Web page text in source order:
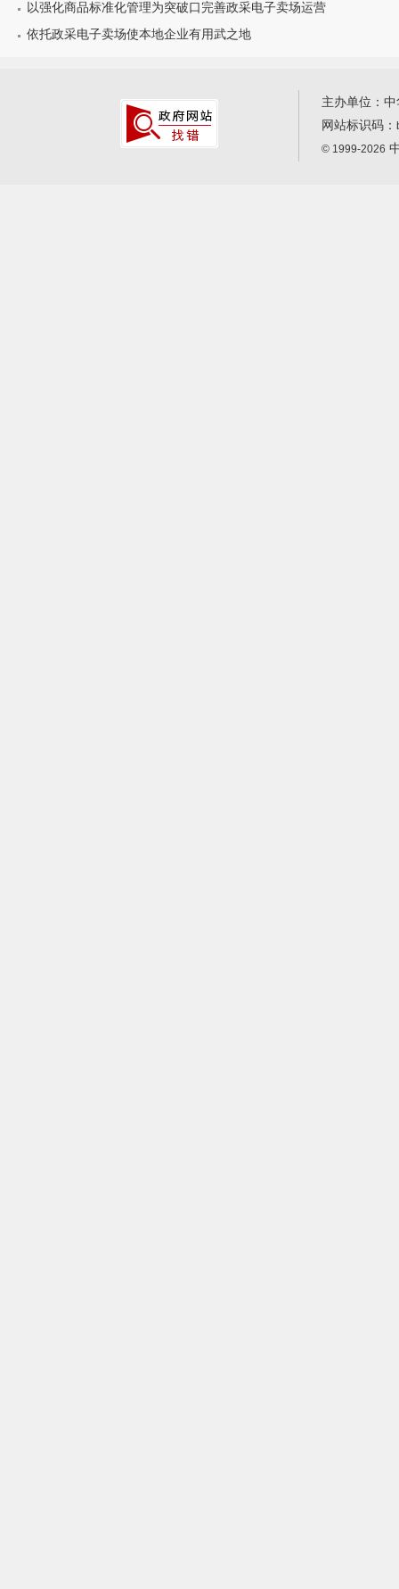
以强化商品标准化管理为突破口完善政采电子卖场运营
依托政采电子卖场使本地企业有用武之地
主办单位：
网站标识码：
© 1999-2026